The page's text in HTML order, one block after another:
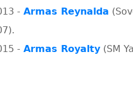
-Armas Reynalda
-Armas Royalty (SM